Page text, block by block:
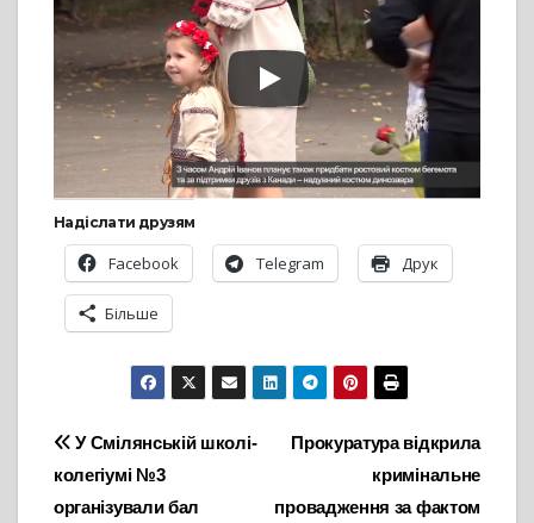
Надіслати друзям
Facebook Telegram Друк
Більше
Навігація
записів
Прокуратура відкрила
кримінальне
провадження за фактом
У Смілянській школі-
колегіумі №3
організували бал